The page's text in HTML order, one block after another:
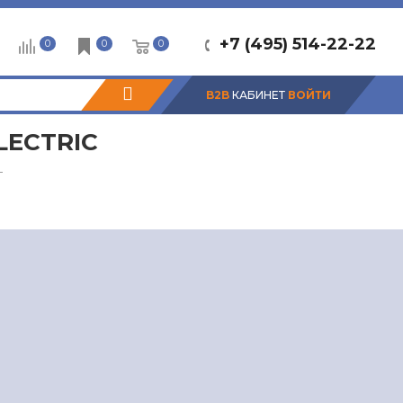
+7 (495) 514-22-22
0 0 0
B2B КАБИНЕТ ВОЙТИ